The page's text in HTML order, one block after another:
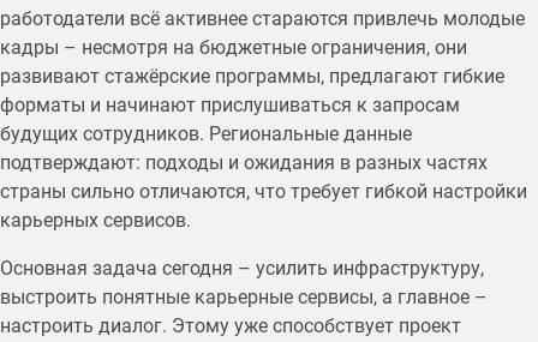
работодатели всё активнее стараются привлечь молодые
кадры – несмотря на бюджетные ограничения, они
развивают стажёрские программы, предлагают гибкие
форматы и начинают прислушиваться к запросам
будущих сотрудников. Региональные данные
подтверждают: подходы и ожидания в разных частях
страны сильно отличаются, что требует гибкой настройки
карьерных сервисов.
Основная задача сегодня – усилить инфраструктуру,
выстроить понятные карьерные сервисы, а главное –
настроить диалог. Этому уже способствует проект